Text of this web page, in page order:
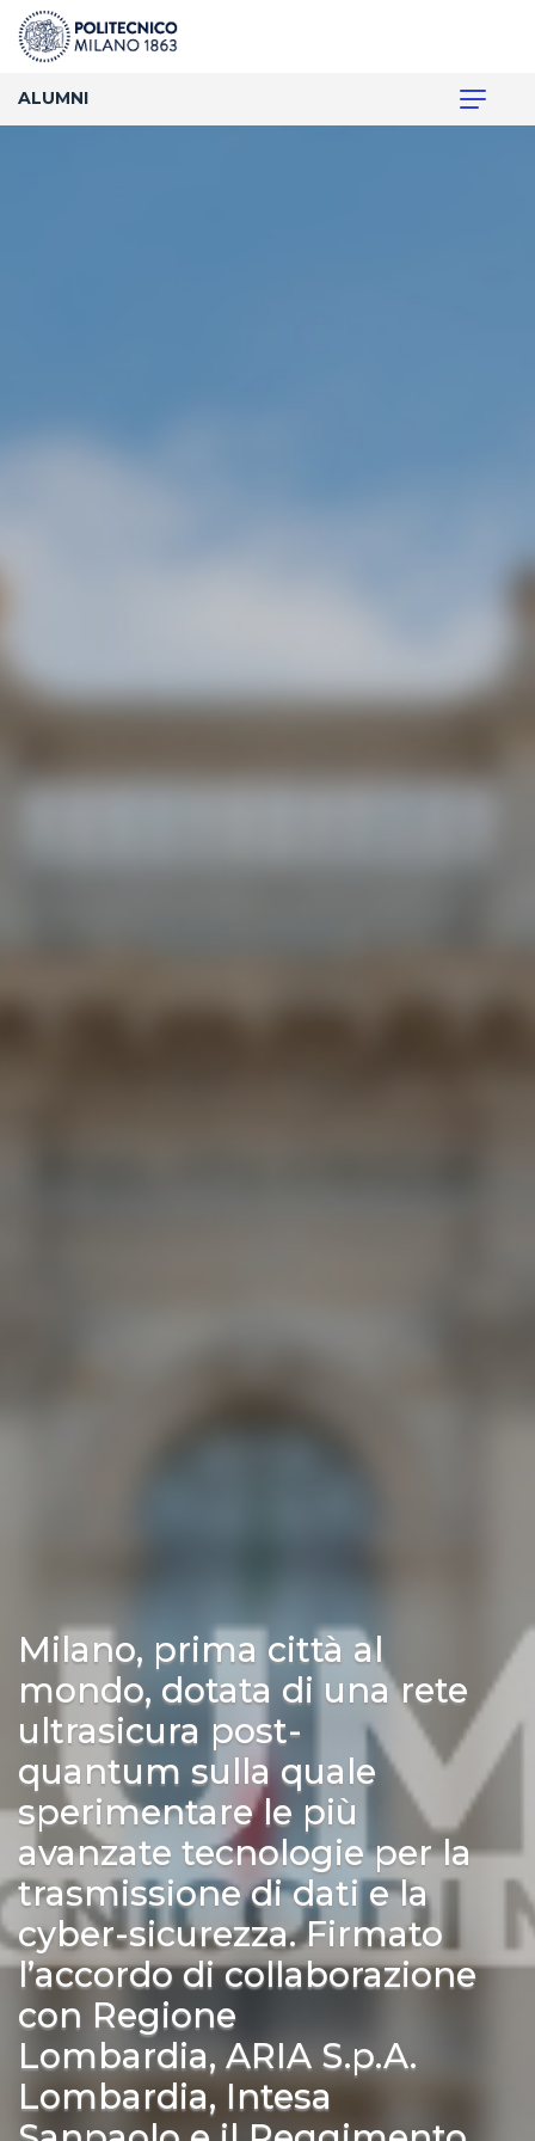
ALUMNI
Milano, prima città al
mondo, dotata di una rete
ultrasicura post-
quantum sulla quale
sperimentare le più
avanzate tecnologie per la
trasmissione di dati e la
cyber-sicurezza. Firmato
l’accordo di collaborazione
con Regione
Lombardia, ARIA S.p.A.
Lombardia, Intesa